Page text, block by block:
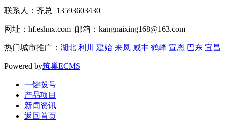
联系人：齐总 13593603430
网址：hf.eshnx.com 邮箱：kangnaixing168@163.com
热门城市推广： 湖北 利川 建始 来凤 咸丰 鹤峰 宣恩 巴东 宜昌
Powered by筑巢ECMS
一键拨号
产品项目
新闻资讯
返回首页